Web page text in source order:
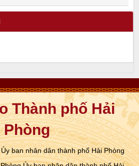
Thành phố Hải
Phòng
ban nhân dân thành phố Hải Phòng